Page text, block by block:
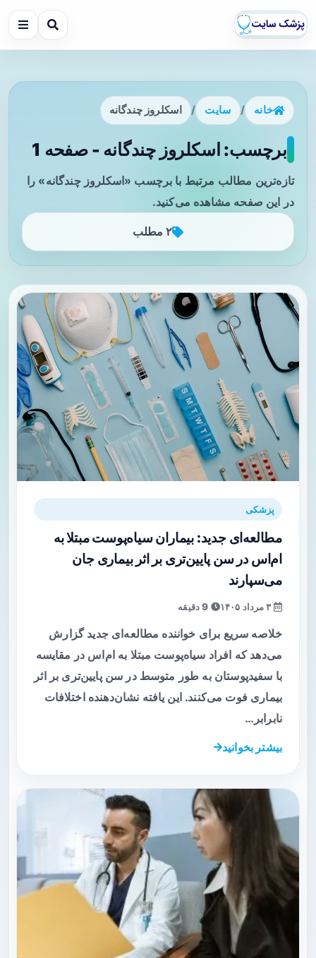
خانه / سایت / اسکلروز چندگانه
برچسب: اسکلروز چندگانه - صفحه 1
تازه‌ترین مطالب مرتبط با برچسب «اسکلروز چندگانه» را
در این صفحه مشاهده می‌کنید.
۲ مطلب
پزشکی
مطالعه‌ای جدید: بیماران سیاه‌پوست مبتلا به
ام‌اس در سن پایین‌تری بر اثر بیماری جان
می‌سپارند
خلاصه سریع برای خواننده مطالعه‌ای جدید گزارش
می‌دهد که افراد سیاه‌پوست مبتلا به ام‌اس در مقایسه
با سفیدپوستان به طور متوسط در سن پایین‌تری بر اثر
بیماری فوت می‌کنند. این یافته نشان‌دهنده اختلافات
نابرابر…
بیشتر بخوانید